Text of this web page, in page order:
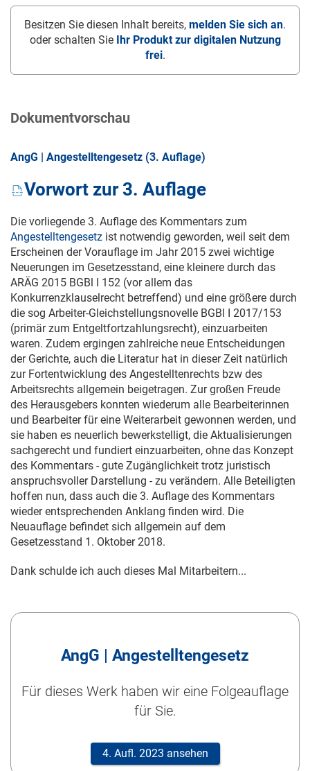
Besitzen Sie diesen Inhalt bereits, melden Sie sich an.
oder schalten Sie
Ihr Produkt zur digitalen Nutzung
frei.
Dokumentvorschau
AngG | Angestelltengesetz (3. Auflage)
Vorwort zur 3. Auflage
Die vorliegende 3. Auflage des Kommentars zum
Angestelltengesetz ist notwendig geworden, weil seit dem
Erscheinen der Vorauflage im Jahr 2015 zwei wichtige
Neuerungen im Gesetzesstand, eine kleinere durch das
ARÄG 2015 BGBl I 152 (vor allem das
Konkurrenzklauselrecht betreffend) und eine größere durch
die sog Arbeiter-Gleichstellungsnovelle BGBl
I 2017/153
(primär zum Entgeltfortzahlungsrecht), einzuarbeiten
waren. Zudem ergingen zahlreiche neue Entscheidungen
der Gerichte, auch die Literatur hat in dieser Zeit natürlich
zur Fortentwicklung des Angestelltenrechts bzw des
Arbeitsrechts allgemein beigetragen. Zur großen Freude
des Herausgebers konnten wiederum alle Bearbeiterinnen
und Bearbeiter für eine Weiterarbeit gewonnen werden, und
sie haben es neuerlich bewerkstelligt, die Aktualisierungen
sachgerecht und fundiert einzuarbeiten, ohne das Konzept
des Kommentars - gute Zugänglichkeit trotz juristisch
anspruchsvoller Darstellung - zu verändern. Alle Beteiligten
hoffen nun, dass auch die 3. Auflage des Kommentars
wieder entsprechenden Anklang finden wird. Die
Neuauflage befindet sich allgemein auf dem
Gesetzesstand 1. Oktober 2018.
Dank schulde ich auch dieses Mal Mitarbeitern...
AngG | Angestelltengesetz
Für dieses Werk haben wir eine Folgeauflage
für Sie.
4. Aufl. 2023 ansehen